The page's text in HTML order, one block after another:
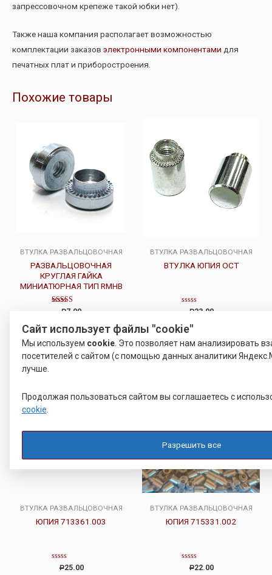
запрессовочном крепеже такой юбки нет).
Также наша компания располагает возможностью
комплектации заказов электронными компонентами для
печатных плат и приборостроения.
Похожие товары
ВТУЛКА РАЗВАЛЬЦОВОЧНАЯ
РАЗВАЛЬЦОВОЧНАЯ
КРУГЛАЯ ГАЙКА
МИНИАТЮРНАЯ ТИП RMHB
Оценка
Р7.00
Подробнее
ВТУЛКА РАЗВАЛЬЦОВОЧНАЯ
ВТУЛКА ЮПИЯ ОСТ
Оценка
из
5
Р23.00
Подробнее
ВТУЛКА РАЗВАЛЬЦОВОЧНАЯ
ЮПИЯ 713361.003
Оценка
Р25.00
ВТУЛКА РАЗВАЛЬЦОВОЧНАЯ
ЮПИЯ 715331.002
Оценка
Р22.00
Сайт использует файлы "cookie"
Мы используем cookie. Это позволяет нам анализировать
посетителей с сайтом (с помощью данных аналитики
лучше.
Продолжая пользоваться сайтом вы соглашаетесь с
cookie
Разрешить все